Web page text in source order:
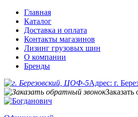
Главная
Каталог
Доставка и оплата
Контакты магазинов
Лизинг грузовых шин
О компании
Бренды
Адрес: г.